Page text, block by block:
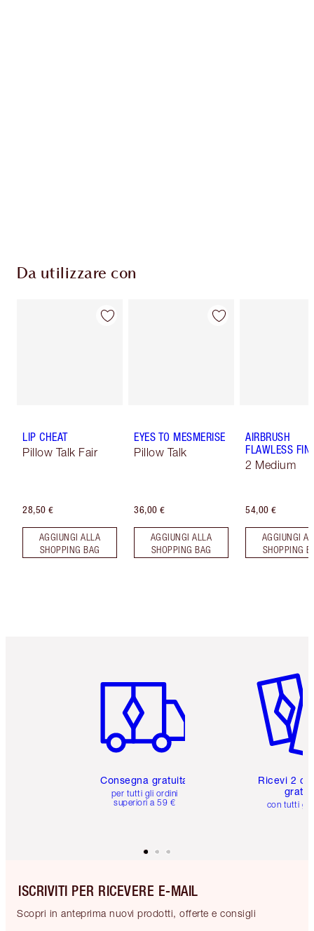
Da utilizzare con
LIP CHEAT
Pillow Talk Fair
28,50 €
AGGIUNGI ALLA
SHOPPING BAG
EYES TO MESMERISE
Pillow Talk
36,00 €
AGGIUNGI ALLA
SHOPPING BAG
AIRBRUSH
FLAWLESS
2 Medium
54,00 €
AGGIUNGI
SHOPPING
Consegna gratuita
per tutti gli ordini
superiori a 59 €
Ricevi 2
con tutti gli
ISCRIVITI PER RICEVERE E-MAIL
Scopri in anteprima nuovi prodotti, offerte e consigli